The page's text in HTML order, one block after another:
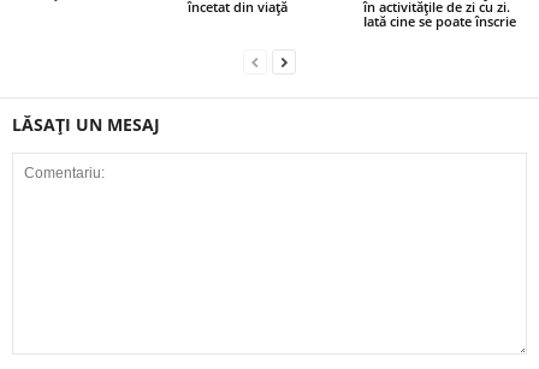
încetat din viață
în activitățile de zi cu zi.
Iată cine se poate înscrie
LĂSAȚI UN MESAJ